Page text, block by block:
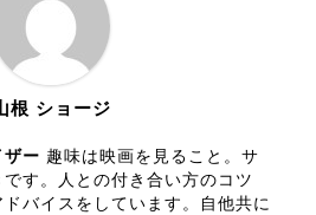
根 ショージ
ザー 趣味は映画を見ること。サ
す。人との付き合い方のコツ
バイスをしています。自他共に